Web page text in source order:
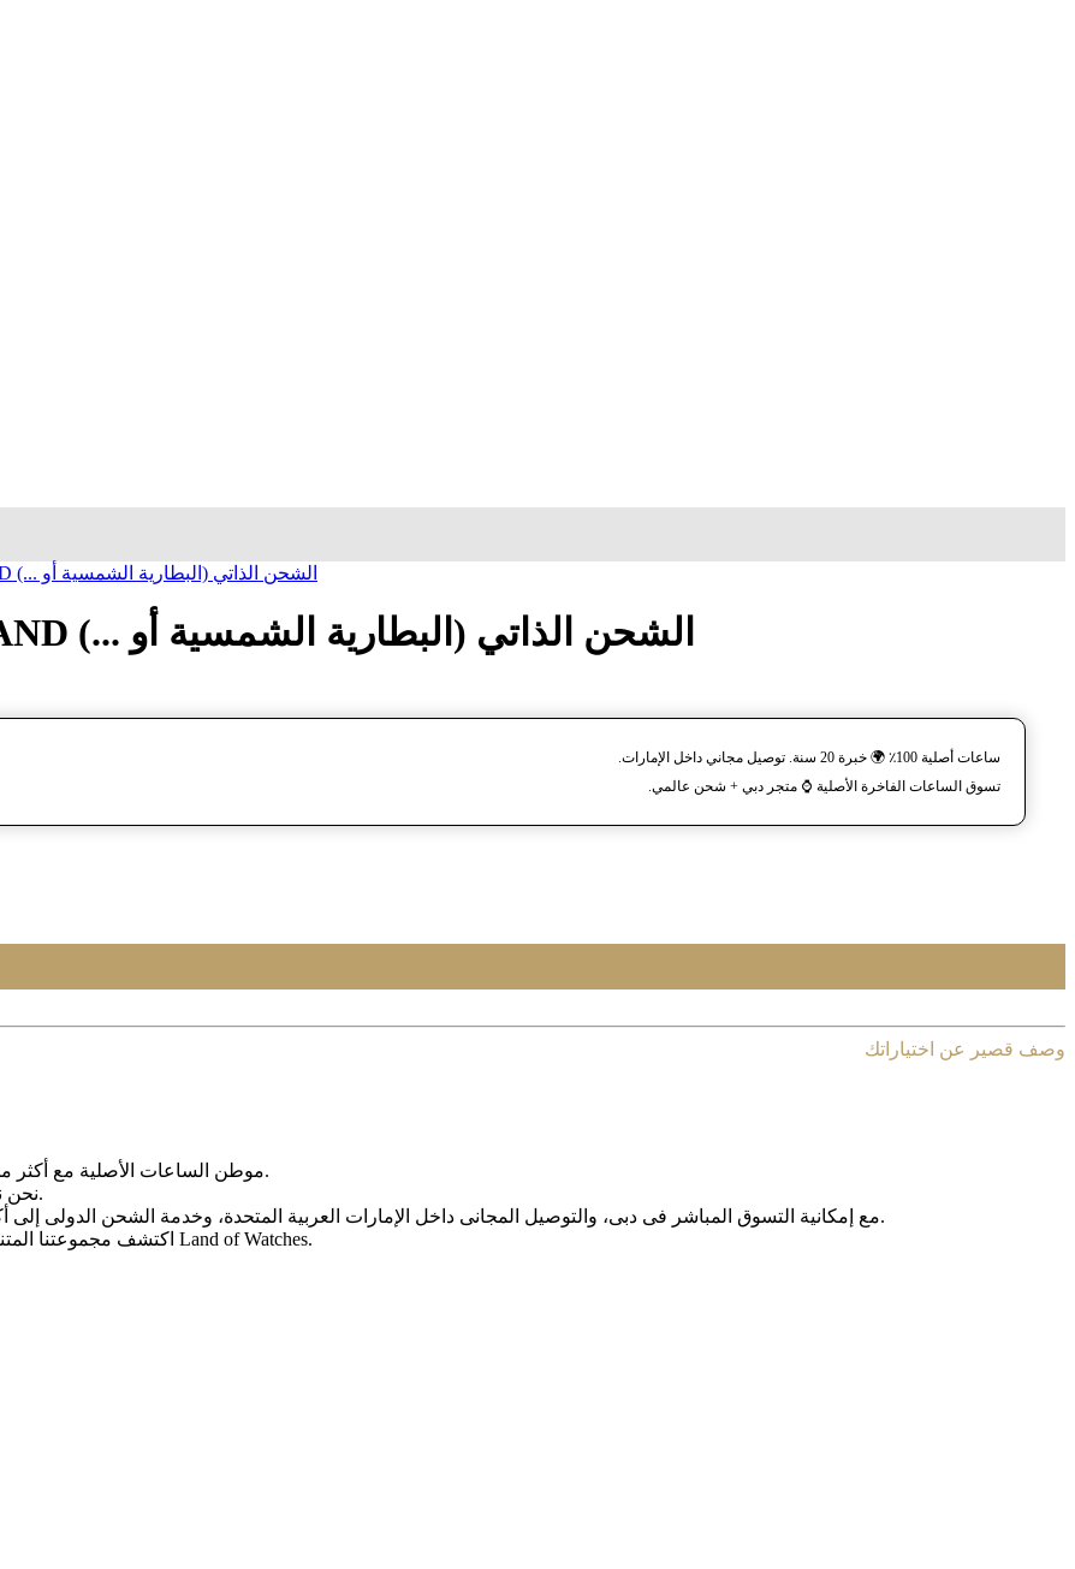
ساعة معصم تیمبرلند TIMBERLAND الشحن الذاتي (البطارية الشمسية أو ...)
ساعة معصم تیمبرلند TIMBERLAND الشحن الذاتي (البطارية الشمسية أو ...)
ساعات أصلية 100٪ 🌍 خبرة 20 سنة. توصيل مجاني داخل الإمارات.
تسوق الساعات الفاخرة الأصلية ⌚️ متجر دبي + شحن عالمي.
وصف قصير عن اختياراتك
Land of Watches، موطن الساعات الأصلیة مع أکثر من 20 عامًا من الخبرة فی بیع الساعات عبر الإنترنت.
نحنمن أرقى العلامات التجاریة العالمیة.
مع إمکانیة التسوق المباشر فی دبی، والتوصیل المجانی داخل الإمارات العربیة المتحدة، وخدمة الشحن الدولی إلى أکثر من 130 دولة حول العالم، نوفر لکم تجربة تسوق آمنة وبدون حدود.
اکتشف مجموعتنا ، واختر ساعتک المثالیة الیوم من Land of Watches.